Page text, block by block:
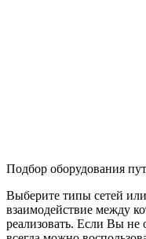
Подбор оборудования
Выберите типы сетей
взаимодействие между
реализовать. Если Вы не